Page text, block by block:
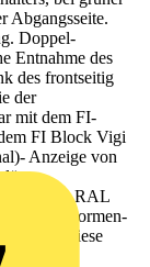
Abgangsseite.
Doppel-
Entnahme des
des frontseitig
der
mit dem FI-
FI Block Vigi
Anzeige von
Farbton RAL
Normen-
ist diese